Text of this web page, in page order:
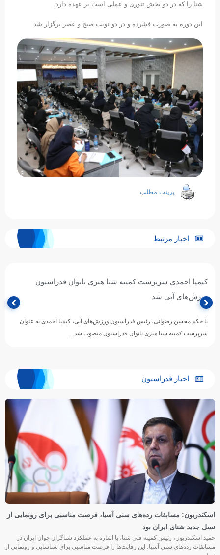
شنا را که در دو بخش تئوری و عملی است بر عهده دارد.
این دوره به صورت فشرده و در دو نوبت صبح و عصر برگزار شد.
پرینت مطلب
اخبار مرتبط
کیمیا احمدی سرپرست کمیته شنا هنری بانوان فدراسیون
ورزش‌های آبی شد
با حکم محسن رضوانی، رئیس فدراسیون ورزش‌های آبی، کیمیا احمدی به عنوان
سرپرست کمیته شنا هنری بانوان فدراسیون منصوب شد.…
اخبار فدراسیون
اسکندریون: مسابقات رده‌های سنی آسیا، فرصت مناسبی برای رونمایی از
نسل جدید شنای ایران بود
حمید اسکندریون، رئیس کمیته فنی شنا، با اشاره به عملکرد شناگران جوان ایران در
مسابقات رده‌های سنی آسیا، این رقابت‌ها را فرصت مناسبی برای شناسایی و رونمایی از